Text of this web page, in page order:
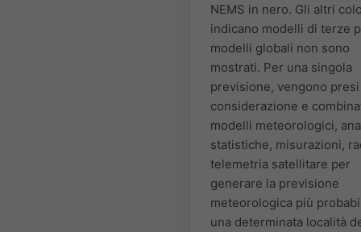
NEMS in nero. Gli altri
indicano modelli di terze
modelli globali non sono
mostrati. Per una singola
previsione, vengono
considerazione e
modelli meteorologici,
statistiche, misurazioni,
telemetria satellitare per
generare la previsione
meteorologica più
una determinata località